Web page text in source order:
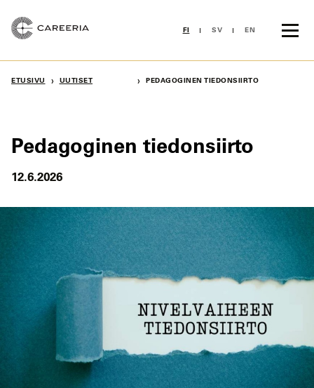
sisältöön
FI SV EN
ETUSIVU › UUTISET › PEDAGOGINEN TIEDONSIIRTO
Pedagoginen tiedonsiirto
12.6.2026